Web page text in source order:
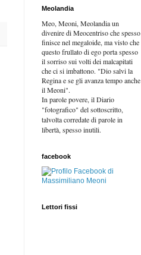
Meolandia
Meo, Meoni, Meolandia un
divenire di Meocentriso che spesso
finisce nel megaloide, ma visto che
questo frullato di ego porta spesso
il sorriso sui volti dei malcapitati
che ci si imbattono. "Dio salvi la
Regina e se gli avanza tempo anche
il Meoni".
In parole povere, il Diario
"fotografico" del sottoscritto,
talvolta corredate di parole in
libertà, spesso inutili.
facebook
Lettori fissi